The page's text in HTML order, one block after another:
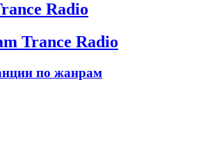
Radio
Trance Radio
по жанрам